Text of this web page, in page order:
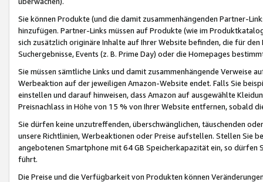
Sie können Produkte (und die damit zusammenhängenden Partner-
hinzufügen. Partner-Links müssen auf Produkte (wie im
sich zusätzlich originäre Inhalte auf Ihrer Website befinden, die für
Suchergebnisse, Events (z. B. Prime Day) oder die Homepages
Sie müssen sämtliche Links und damit zusammenhängende
Werbeaktion auf der jeweiligen Amazon-Website endet. Falls Sie
einstellen und darauf hinweisen, dass Amazon auf ausgewählte
Preisnachlass in Höhe von 15 % von Ihrer Website entfernen, sobald
Sie dürfen keine unzutreffenden, überschwänglichen, täuschenden
unsere Richtlinien, Werbeaktionen oder Preise aufstellen. Stellen Sie
angebotenen Smartphone mit 64 GB Speicherkapazität ein, so dürfen
führt.
Die Preise und die Verfügbarkeit von Produkten können